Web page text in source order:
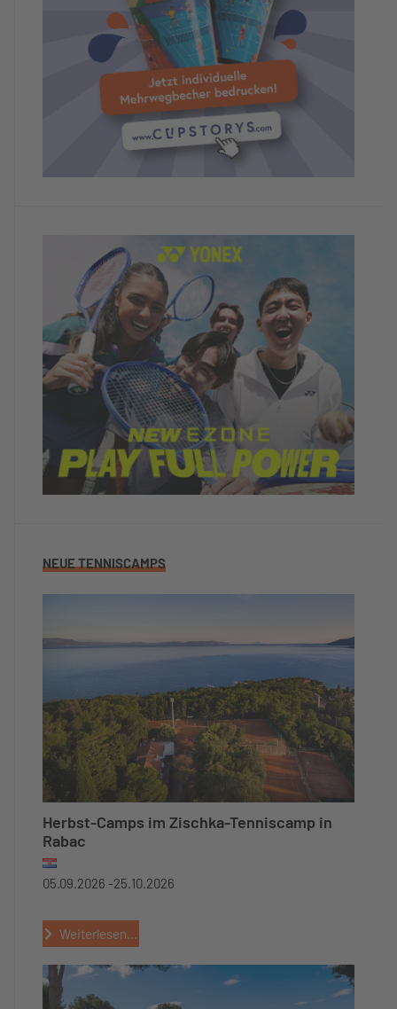
NEUE TENNISCAMPS
Herbst-Camps im Zischka-Tenniscamp in
Rabac
05.09.2026 -25.10.2026
Weiterlesen...